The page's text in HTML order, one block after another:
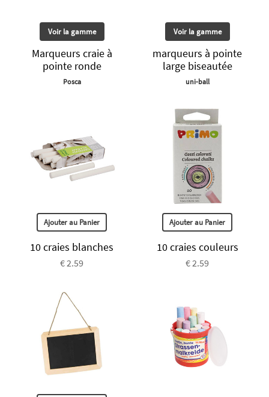
Voir la gamme
Marqueurs craie à
pointe ronde
Posca
Voir la gamme
marqueurs à pointe
large biseautée
uni-ball
Ajouter au Panier
10 craies blanches
€ 2.59
Ajouter au Panier
10 craies couleurs
€ 2.59